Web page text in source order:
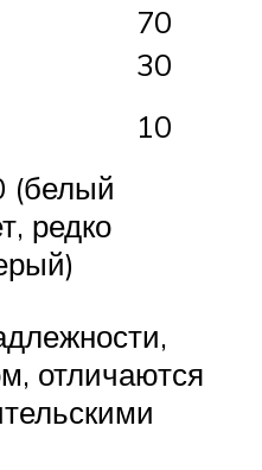
70
30
10
(белый
редко
отличаются